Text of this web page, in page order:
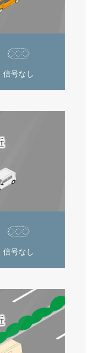
信号なし
信号なし